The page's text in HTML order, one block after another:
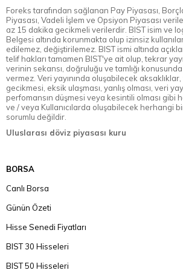
Foreks tarafından sağlanan Pay Piyasası,
Piyasası, Vadeli İşlem ve Opsiyon Piyasası
az 15 dakika gecikmeli verilerdir. BIST isim ve
Belgesi altında korunmakta olup izinsiz
edilemez, değiştirilemez. BIST ismi altında
telif hakları tamamen BIST'ye ait olup, tekrar
verinin sekansı, doğruluğu ve tamlığı
vermez. Veri yayınında oluşabilecek aksaklıklar,
gecikmesi, eksik ulaşması, yanlış olması, veri
perfomansın düşmesi veya kesintili olması gibi
ve / veya Kullanıcılarda oluşabilecek herhangi
sorumlu değildir.
Uluslarası döviz piyasası kuru
BORSA
Canlı Borsa
Günün Özeti
Hisse Senedi Fiyatları
BIST 30 Hisseleri
BIST 50 Hisseleri